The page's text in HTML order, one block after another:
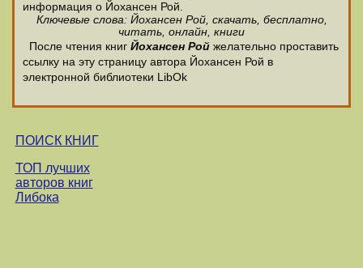
информация о Йохансен Рой.
Ключевые слова: Йохансен Рой, скачать, бесплатно,
читать, онлайн, книги
После чтения книг Йохансен Рой желательно проставить
ссылку на эту страницу автора Йохансен Рой в
электронной библиотеки LibOk
ПОИСК КНИГ
ТОП лучших
авторов книг
Либока